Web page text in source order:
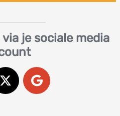
je sociale media